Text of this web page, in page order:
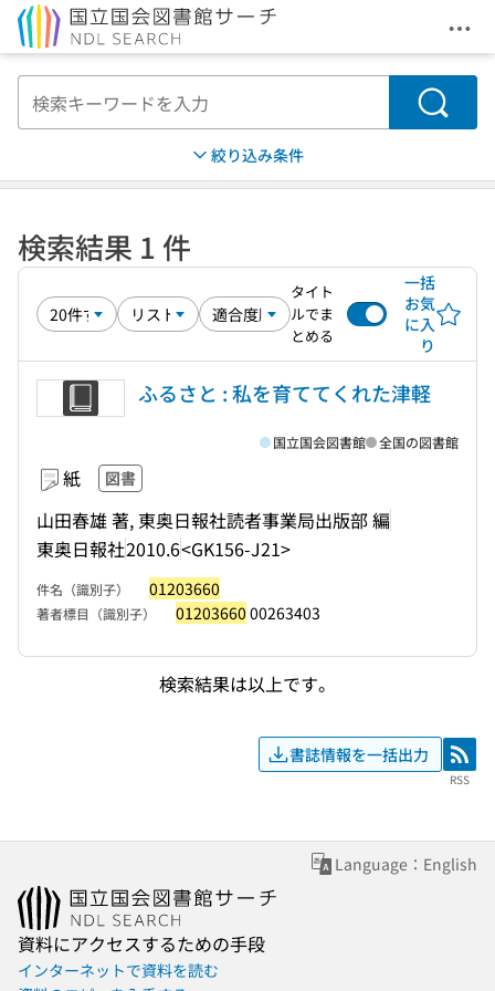
メ
検索
絞り込み条件
検索結果 1 件
タイト
ルでま
とめる
一括
お気
に入
り
ふるさと : 私を育ててくれた津軽
紙 図書
山田春雄 著, 東奥日報社読者事業局出版部 編
東奥日報社2010.6<GK156-J21>
国立国会図書館 全国の図書館
件名（識別子） 01203660
著者標目（識別子） 01203660 00263403
検索結果は以上です。
書誌情報を一括出力 RSS
RSS
Language：English
資料にアクセスするための手段
インターネットで資料を読む